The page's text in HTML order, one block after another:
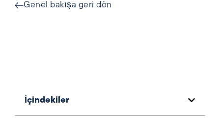
Genel bakışa geri dön
İçindekiler